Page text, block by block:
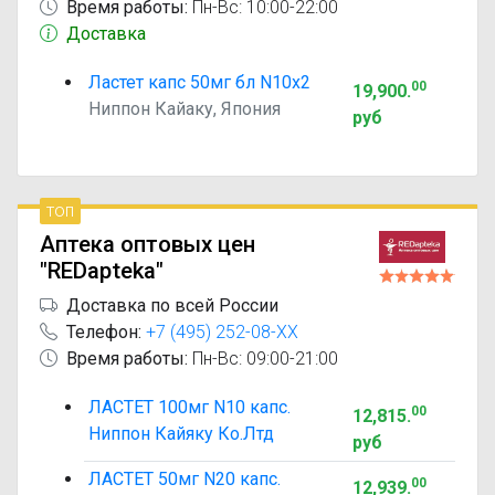
Время работы: Пн-Вс: 10:00-22:00
Доставка
Ластет капс 50мг бл N10x2
Ниппон Кайаку, Япония
19,900.00
руб
топ
Аптека оптовых цен
"REDapteka"
Доставка по всей России
Телефон: +7 (495) 252-08-XX
Время работы: Пн-Вс: 09:00-21:00
ЛАСТЕТ 100мг N10 капс.
Ниппон Кайяку Ко.Лтд
12,815.00
руб
ЛАСТЕТ 50мг N20 капс.
12,939.00